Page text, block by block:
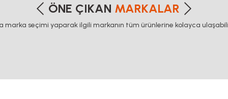
ÖNE ÇIKAN MARKALAR
marka seçimi yaparak ilgili markanın tüm ürünlerine kolayca